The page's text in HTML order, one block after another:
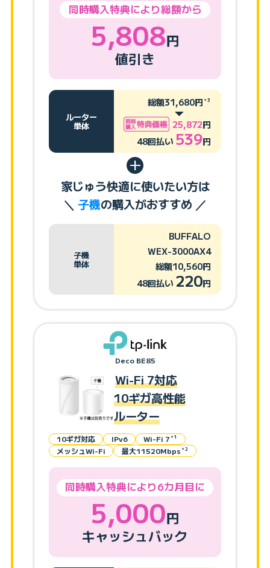
同時購入特典により総額から
5,808円
値引き
ルーター
単体
総額31,680円 ＊3
25,872円
48回払い 539円
家じゅう快適に使いたい方は
＼ 子機の購入がおすすめ ／
子機
単体
BUFFALO
WEX-3000AX4
総額10,560円
48回払い 220円
Deco BE85
Wi-Fi 7対応
10ギガ高性能
ルーター
10ギガ対応 IPv6 Wi-Fi 7 ＊1
メッシュWi-Fi 最大11520Mbps ＊2
同時購入特典により6カ月目に
5,000円
キャッシュバック